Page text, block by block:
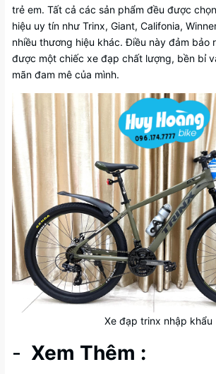
trẻ em. Tất cả các sản phẩm đều được
hiệu uy tín như Trinx, Giant, Califonia,
nhiều thương hiệu khác. Điều này đảm bảo
được một chiếc xe đạp chất lượng, bền bỉ
mãn đam mê của mình.
Xe đạp trinx nhập khẩu
- Xem Thêm :